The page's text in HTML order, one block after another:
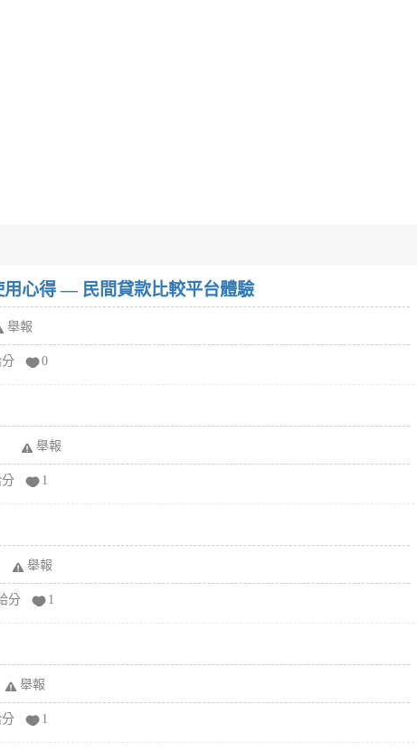
用心得 — 民間貸款比較平台體驗
舉報
0
舉報
1
舉報
分 1
舉報
1